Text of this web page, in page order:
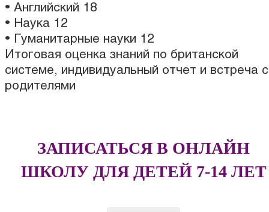
• Английский 18
• Наука 12
• Гуманитарные науки 12
Итоговая оценка знаний по британской
системе, индивидуальный отчет и встреча с
родителями
ЗАПИСАТЬСЯ В ОНЛАЙН
ШКОЛУ ДЛЯ ДЕТЕЙ 7-14 ЛЕТ